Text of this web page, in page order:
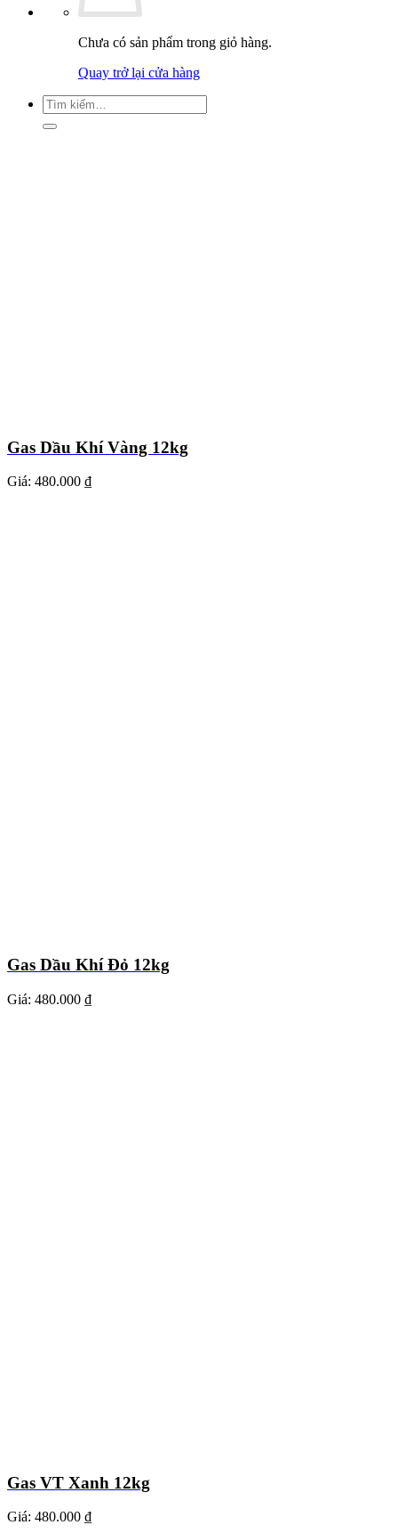
Chưa có sản phẩm trong giỏ hàng.
Quay trở lại cửa hàng
Tìm
kiếm:
Gas Dầu Khí Vàng 12kg
Giá: 480.000 ₫
Gas Dầu Khí Đỏ 12kg
Giá: 480.000 ₫
Gas VT Xanh 12kg
Giá: 480.000 ₫